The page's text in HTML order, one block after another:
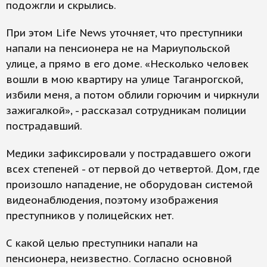
подожгли и скрылись.
При этом Life News уточняет, что преступники
напали на пенсионера не на Мариупольской
улице, а прямо в его доме. «Несколько человек
вошли в мою квартиру на улице Таганрогской,
избили меня, а потом облили горючим и чиркнули
зажигалкой», - рассказал сотрудникам полиции
пострадавший.
Медики зафиксировали у пострадавшего ожоги
всех степеней - от первой до четвертой. Дом, где
произошло нападение, не оборудован системой
видеонаблюдения, поэтому изображения
преступников у полицейских нет.
С какой целью преступники напали на
пенсионера, неизвестно. Согласно основной